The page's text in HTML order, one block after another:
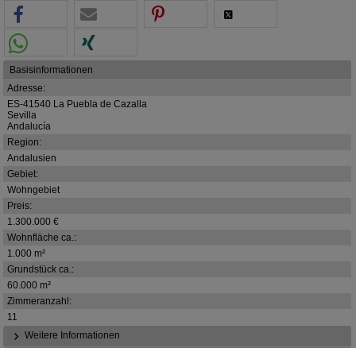
Basisinformationen
Adresse:
ES-41540 La Puebla de Cazalla
Sevilla
Andalucía
Region:
Andalusien
Gebiet:
Wohngebiet
Preis:
1.300.000 €
Wohnfläche ca.:
1.000 m²
Grundstück ca.:
60.000 m²
Zimmeranzahl:
11
Weitere Informationen